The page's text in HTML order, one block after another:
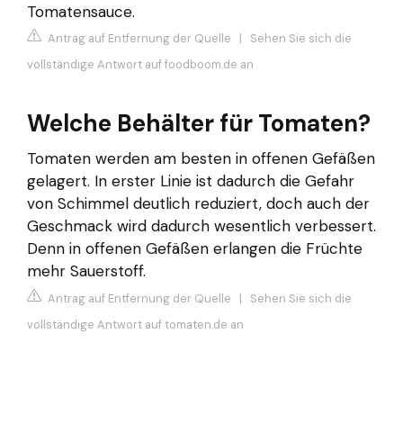
Tomatensauce.
Antrag auf Entfernung der Quelle | Sehen Sie sich die
vollständige Antwort auf foodboom.de an
Welche Behälter für Tomaten?
Tomaten werden am besten in offenen Gefäßen
gelagert. In erster Linie ist dadurch die Gefahr
von Schimmel deutlich reduziert, doch auch der
Geschmack wird dadurch wesentlich verbessert.
Denn in offenen Gefäßen erlangen die Früchte
mehr Sauerstoff.
Antrag auf Entfernung der Quelle | Sehen Sie sich die
vollständige Antwort auf tomaten.de an